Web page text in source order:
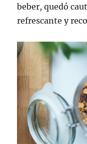
beber, quedó
refrescante y